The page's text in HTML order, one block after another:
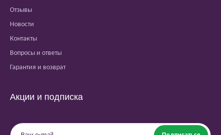
Отзывы
Новости
Контакты
Вопросы и ответы
Гарантия и возврат
Акции и подписка